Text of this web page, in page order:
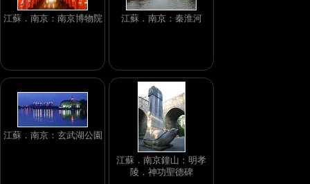
江蘇．南京：南京博物院 江蘇．南京：秦淮河
江蘇．南京：玄武湖公園
江蘇．南京鐘山：明孝
陵．神功聖德碑